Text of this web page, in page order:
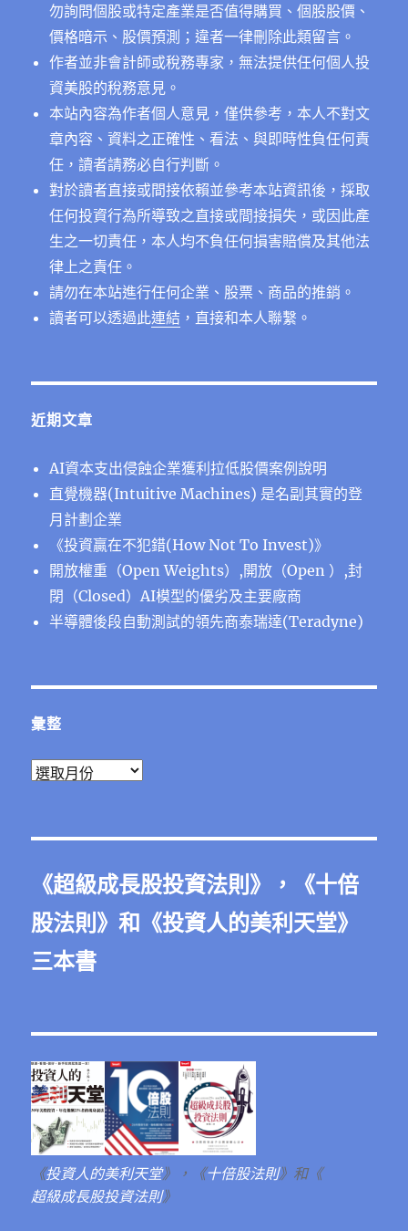
勿詢問個股或特定產業是否值得購買、個股股價、
價格暗示、股價預測；違者一律刪除此類留言。
作者並非會計師或稅務專家，無法提供任何個人投
資美股的稅務意見。
本站內容為作者個人意見，僅供參考，本人不對文
章內容、資料之正確性、看法、與即時性負任何責
任，讀者請務必自行判斷。
對於讀者直接或間接依賴並參考本站資訊後，採取
任何投資行為所導致之直接或間接損失，或因此產
生之一切責任，本人均不負任何損害賠償及其他法
律上之責任。
請勿在本站進行任何企業、股票、商品的推銷。
讀者可以透過此連結 ，直接和本人聯繫。
近期文章
AI資本支出侵蝕企業獲利拉低股價案例說明
直覺機器(Intuitive Machines) 是名副其實的登
月計劃企業
《投資贏在不犯錯(How Not To Invest)》
開放權重（Open Weights）,開放（Open ）,封
閉（Closed）AI模型的優劣及主要廠商
半導體後段⾃動測試的領先商泰瑞達(Teradyne)
彙整
彙
《超級成長股投資法則 》，《十倍
股法則 》和《投資人的美利天堂》
三本書
《投資人的美利天堂》，《十倍股法則》和《
超級成長股投資法則》